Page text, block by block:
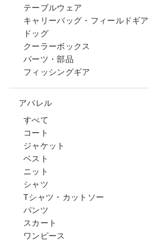
テーブルウェア
キャリーバッグ・フィールドギア
ドッグ
クーラーボックス
パーツ・部品
フィッシングギア
アパレル
すべて
コート
ジャケット
ベスト
ニット
シャツ
Tシャツ・カットソー
パンツ
スカート
ワンピース